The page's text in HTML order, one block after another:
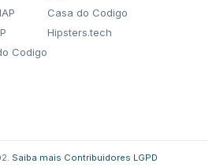
Codigo
Casa do Codigo
Hipsters.tech
Saiba mais Contribuidores LGPD